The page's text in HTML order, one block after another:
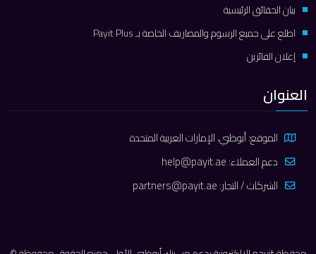
بيان الحقائق الرئيسية
اطلع على جميع الرسوم والمصاريف الخاصة بـ Payit Plus
إعلان الفائزين
العنوان
الموقع: أبوظبي، الإمارات العربية المتحدة
دعم العملاء:help@payit.ae
الشركات / التجار:partners@payit.ae